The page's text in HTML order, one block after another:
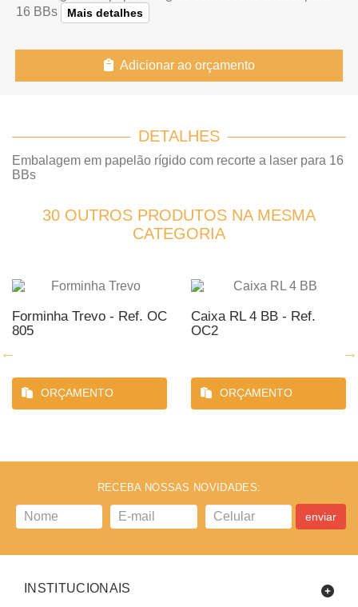
16 BBs
Mais detalhes
Adicionar ao orçamento
DETALHES
Embalagem em papelão rígido com recorte a laser para 16
BBs
30 OUTROS PRODUTOS NA MESMA
CATEGORIA
Forminha Trevo - Ref. OC
805
ORÇAMENTO
Caixa RL 4 BB - Ref.
OC2
ORÇAMENTO
RECEBA NOSSAS NOVIDADES:
enviar
INSTITUCIONAIS